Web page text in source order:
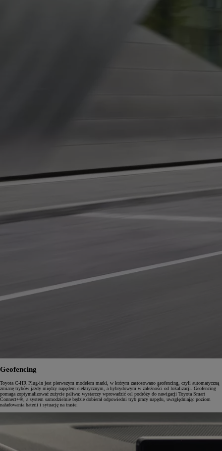
Geofencing
Toyota C-HR Plug-in jest pierwszym modelem marki, w którym zastosowano geofencing, czyli automatyczną
zmianę trybów jazdy między napędem elektrycznym, a hybrydowym w zależności od lokalizacji. Geofencing
pomaga zoptymalizować zużycie paliwa: wystarczy wprowadzić cel podróży do nawigacji Toyota Smart
Connect+®, a system samodzielnie będzie dobierał odpowiedni tryb pracy napędu, uwzględniając poziom
naładowania baterii i sytuację na trasie.